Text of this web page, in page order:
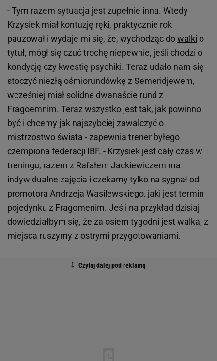
- Tym razem sytuacja jest zupełnie inna. Wtedy
Krzysiek miał kontuzję ręki, praktycznie rok
pauzował i wydaje mi się, że, wychodząc dowalki o
tytuł, mógł się czuć trochę niepewnie, jeśli chodzi o
kondycję czy kwestię psychiki. Teraz udało nam się
stoczyć niezłą ośmiorundówkę z Semeridjewem,
wcześniej miał solidne dwanaście rund z
Fragoemnim. Teraz wszystko jest tak, jak powinno
być i chcemy jak najszybciej zawalczyć o
mistrzostwo świata - zapewnia trener byłego
czempiona federacji IBF. - Krzysiek jest cały czas w
treningu, razem z Rafałem Jackiewiczem ma
indywidualne zajęcia i czekamy tylko na sygnał od
promotora Andrzeja Wasilewskiego, jaki jest termin
pojedynku z Fragomenim. Jeśli na przykład dzisiaj
dowiedziałbym się, że za osiem tygodni jest walka, z
miejsca ruszymy z ostrymi przygotowaniami.